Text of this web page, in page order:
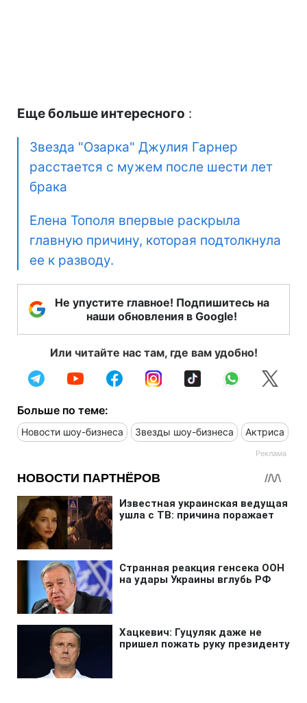
Еще больше интересного :
Звезда "Озарка" Джулия Гарнер
расстается с мужем после шести лет
брака
Елена Тополя впервые раскрыла
главную причину, которая подтолкнула
ее к разводу.
Не упустите главное! Подпишитесь на
наши обновления в Google!
Или читайте нас там, где вам удобно!
Больше по теме:
Новости шоу-бизнеса Звезды шоу-бизнеса Актриса